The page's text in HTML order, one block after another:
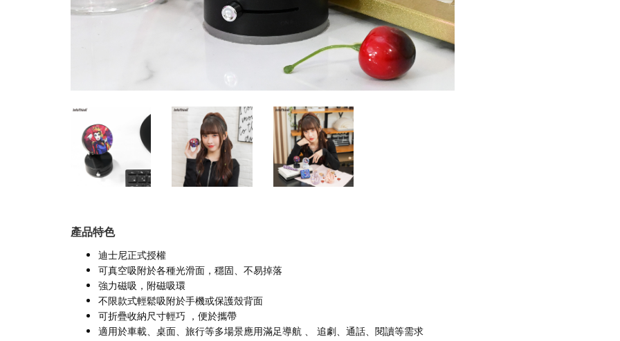
產品特色
迪士尼正式授權
可真空吸附於各種光滑面，穩固、不易掉落
強力磁吸，附磁吸環
不限款式輕鬆吸附於手機或保護殼背面
可折疊收納尺寸輕巧 ，便於攜帶
適用於車載、桌面、旅行等多場景應用滿足導航 、 追劇、通話、閱讀等需求